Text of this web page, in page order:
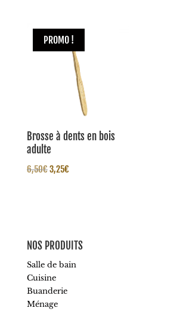
PROMO !
Brosse à dents en bois
adulte
6,50€Le
3,25€Le
NOS PRODUITS
Salle de bain
Cuisine
Buanderie
Ménage